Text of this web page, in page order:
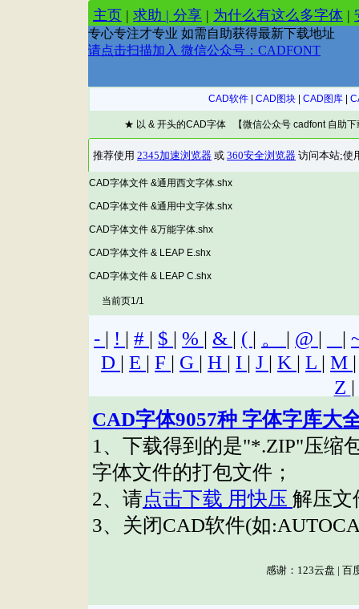
CAD软件| CAD图块| CAD图库|
★ 以 & 开头的CAD字体 【微信公众号 cadfont 自助下
CAD字体文件 &通用西文字体.shx
CAD字体文件 &通用中文字体.shx
CAD字体文件 &万能字体.shx
CAD字体文件 & LEAP E.shx
CAD字体文件 & LEAP C.shx
当前页1/1